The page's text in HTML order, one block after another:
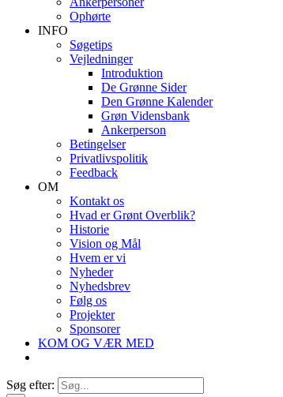
Ophørte
INFO
Søgetips
Vejledninger
Introduktion
De Grønne Sider
Den Grønne Kalender
Grøn Vidensbank
Ankerperson
Betingelser
Privatlivspolitik
Feedback
OM
Kontakt os
Hvad er Grønt Overblik?
Historie
Vision og Mål
Hvem er vi
Nyheder
Nyhedsbrev
Følg os
Projekter
Sponsorer
KOM OG VÆR MED
Søg efter: